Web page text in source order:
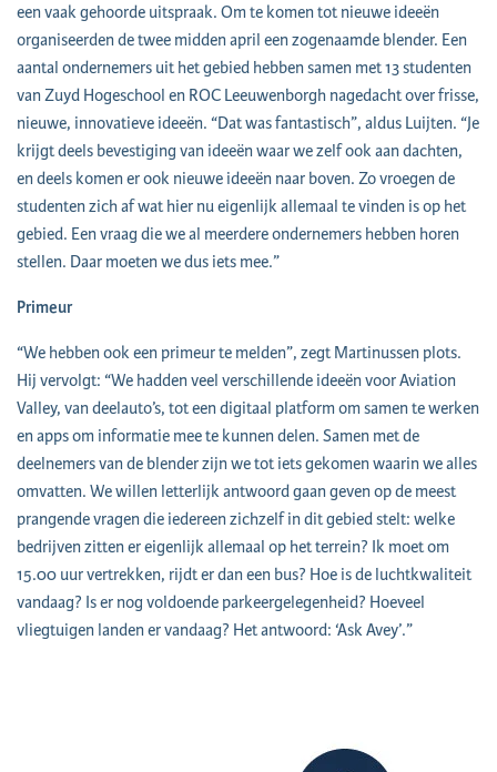
een vaak gehoorde uitspraak. Om te komen tot nieuwe ideeën
organiseerden de twee midden april een zogenaamde blender. Een
aantal ondernemers uit het gebied hebben samen met 13 studenten
van Zuyd Hogeschool en ROC Leeuwenborgh nagedacht over frisse,
nieuwe, innovatieve ideeën. “Dat was fantastisch”, aldus Luijten. “Je
krijgt deels bevestiging van ideeën waar we zelf ook aan dachten,
en deels komen er ook nieuwe ideeën naar boven. Zo vroegen de
studenten zich af wat hier nu eigenlijk allemaal te vinden is op het
gebied. Een vraag die we al meerdere ondernemers hebben horen
stellen. Daar moeten we dus iets mee.”
Primeur
“We hebben ook een primeur te melden”, zegt Martinussen plots.
Hij vervolgt: “We hadden veel verschillende ideeën voor Aviation
Valley, van deelauto’s, tot een digitaal platform om samen te werken
en apps om informatie mee te kunnen delen. Samen met de
deelnemers van de blender zijn we tot iets gekomen waarin we alles
omvatten. We willen letterlijk antwoord gaan geven op de meest
prangende vragen die iedereen zichzelf in dit gebied stelt: welke
bedrijven zitten er eigenlijk allemaal op het terrein? Ik moet om
15.00 uur vertrekken, rijdt er dan een bus? Hoe is de luchtkwaliteit
vandaag? Is er nog voldoende parkeergelegenheid? Hoeveel
vliegtuigen landen er vandaag? Het antwoord: ‘Ask Avey’.”